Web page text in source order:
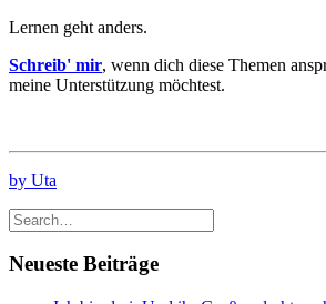
Lernen geht anders.
Schreib' mir, wenn dich diese Themen
meine Unterstützung möchtest.
by Uta
Neueste Beiträge